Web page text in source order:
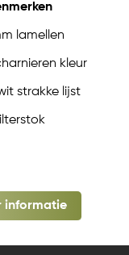
lamellen
kleur
strakke lijst
informatie